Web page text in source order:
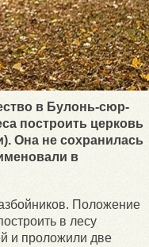
в Булонь-сюр-
построить церковь
Она не сохранилась
в
Положение
в лесу
и проложили две